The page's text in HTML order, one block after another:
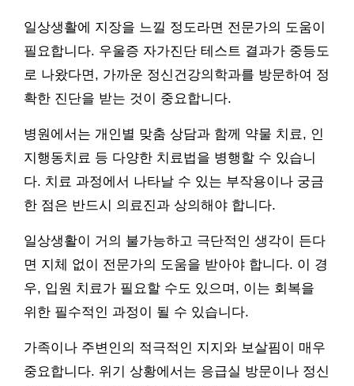
일상생활에 지장을 느낄 정도라면 전문가의 도움이
필요합니다. 우울증 자가진단 테스트 결과가 중등도
로 나왔다면, 가까운 정신건강의학과를 방문하여 정
확한 진단을 받는 것이 중요합니다.
병원에서는 개인별 맞춤 상담과 함께 약물 치료, 인
지행동치료 등 다양한 치료법을 병행할 수 있습니
다. 치료 과정에서 나타날 수 있는 부작용이나 궁금
한 점은 반드시 의료진과 상의해야 합니다.
일상생활이 거의 불가능하고 극단적인 생각이 든다
면 지체 없이 전문가의 도움을 받아야 합니다. 이 경
우, 입원 치료가 필요할 수도 있으며, 이는 회복을
위한 필수적인 과정이 될 수 있습니다.
가족이나 주변인의 적극적인 지지와 보살핌이 매우
중요합니다. 위기 상황에서는 응급실 방문이나 정신